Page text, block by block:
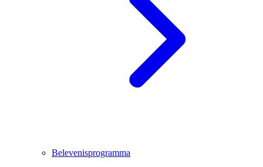
Belevenisprogramma